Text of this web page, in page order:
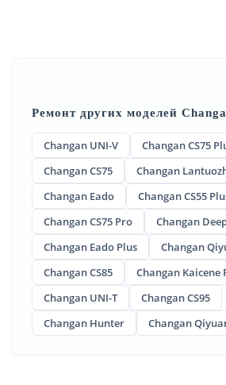
Ремонт других моделей
Changan UNI-V
Changan CS75
Changan CS75
Changan
Changan Eado
Changan CS55
Changan CS75 Pro
Changan
Changan Eado Plus
Changan
Changan CS85
Changan Kaicene
Changan UNI-T
Changan CS95
Changan Hunter
Changan